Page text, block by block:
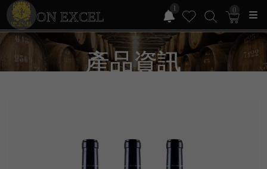
ON EXCEL
1 0
產品資訊